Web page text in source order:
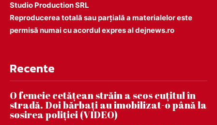
Studio Production SRL
Reproducerea totală sau parțială a materialelor este
permisă numai cu acordul expres al dejnews.ro
Recente
O femeie cetățean străin a scos cuțitul în
stradă. Doi bărbați au imobilizat-o până la
sosirea poliției (VIDEO)